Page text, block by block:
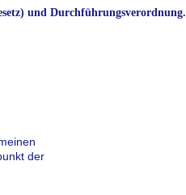
und Durchführungsverordnung.
der